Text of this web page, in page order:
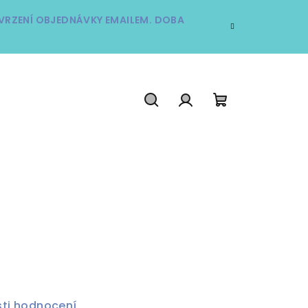
OBJEDNÁVKY EMAILEM. DOBA